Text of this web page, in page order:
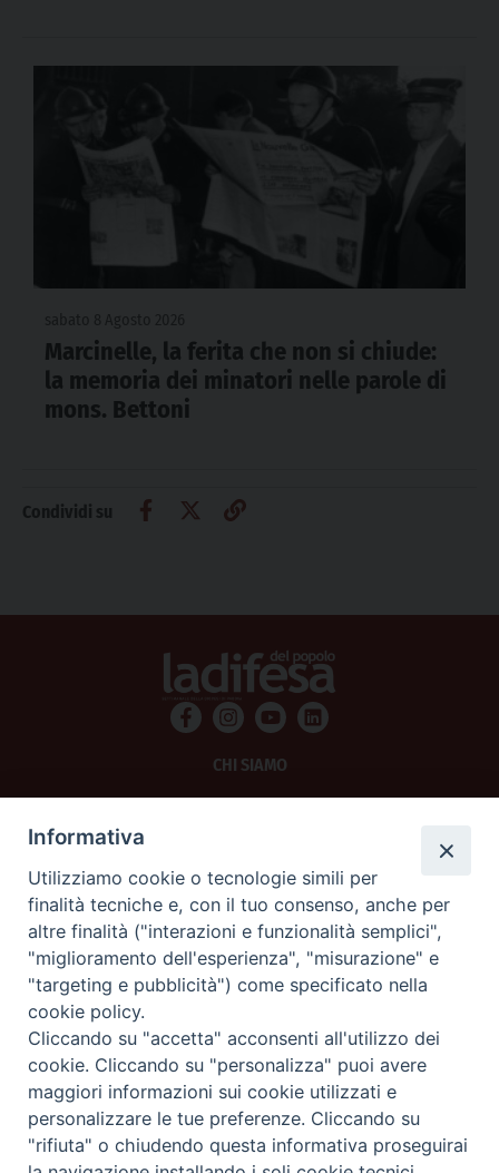
Marcinelle, la ferita che non si chiude:
la memoria dei minatori nelle parole di
mons. Bettoni
Condividi su
CHI SIAMO
SCRIVICI
La Difesa srl - P.iva 05125420280
La Difesa del Popolo percepisce i contributi pubblici all'editoria.
La Difesa del Popolo, tramite la Fisc (Federazione Italiana Settimanali Cattolici)
ha aderito allo IAP (Istituto dell'Autodisciplina Pubblicitaria) accettando il Codice
di Autodisciplina della Comunicazione Commerciale.
La Difesa del Popolo è una testata registrata presso il Tribunale di Padova
decreto del 15 giugno 1950 al n. 37 del registro periodici.
Informativa
Utilizziamo cookie o tecnologie simili per
finalità tecniche e, con il tuo consenso, anche per
altre finalità ("interazioni e funzionalità semplici",
"miglioramento dell'esperienza", "misurazione" e
"targeting e pubblicità") come specificato nella
cookie policy.
Cliccando su "accetta" acconsenti all'utilizzo dei
cookie. Cliccando su "personalizza" puoi avere
maggiori informazioni sui cookie utilizzati e
personalizzare le tue preferenze. Cliccando su
"rifiuta" o chiudendo questa informativa proseguirai